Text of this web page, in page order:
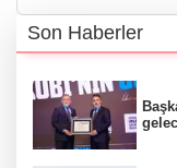
Son Haberler